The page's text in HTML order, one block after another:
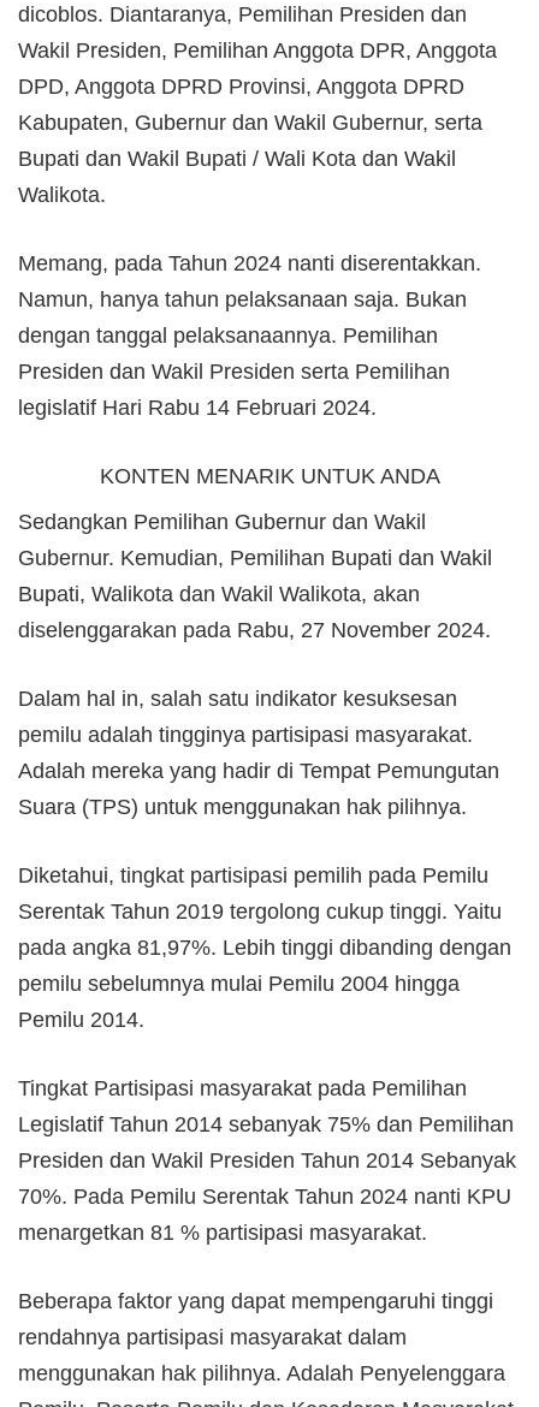
dicoblos. Diantaranya, Pemilihan Presiden dan
Wakil Presiden, Pemilihan Anggota DPR, Anggota
DPD, Anggota DPRD Provinsi, Anggota DPRD
Kabupaten, Gubernur dan Wakil Gubernur, serta
Bupati dan Wakil Bupati / Wali Kota dan Wakil
Walikota.
Memang, pada Tahun 2024 nanti diserentakkan.
Namun, hanya tahun pelaksanaan saja. Bukan
dengan tanggal pelaksanaannya. Pemilihan
Presiden dan Wakil Presiden serta Pemilihan
legislatif Hari Rabu 14 Februari 2024.
KONTEN MENARIK UNTUK ANDA
Sedangkan Pemilihan Gubernur dan Wakil
Gubernur. Kemudian, Pemilihan Bupati dan Wakil
Bupati, Walikota dan Wakil Walikota, akan
diselenggarakan pada Rabu, 27 November 2024.
Dalam hal in, salah satu indikator kesuksesan
pemilu adalah tingginya partisipasi masyarakat.
Adalah mereka yang hadir di Tempat Pemungutan
Suara (TPS) untuk menggunakan hak pilihnya.
Diketahui, tingkat partisipasi pemilih pada Pemilu
Serentak Tahun 2019 tergolong cukup tinggi. Yaitu
pada angka 81,97%. Lebih tinggi dibanding dengan
pemilu sebelumnya mulai Pemilu 2004 hingga
Pemilu 2014.
Tingkat Partisipasi masyarakat pada Pemilihan
Legislatif Tahun 2014 sebanyak 75% dan Pemilihan
Presiden dan Wakil Presiden Tahun 2014 Sebanyak
70%. Pada Pemilu Serentak Tahun 2024 nanti KPU
menargetkan 81 % partisipasi masyarakat.
Beberapa faktor yang dapat mempengaruhi tinggi
rendahnya partisipasi masyarakat dalam
menggunakan hak pilihnya. Adalah Penyelenggara